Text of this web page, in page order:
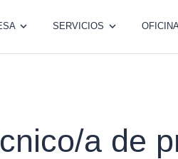
SERVICIOS
a de